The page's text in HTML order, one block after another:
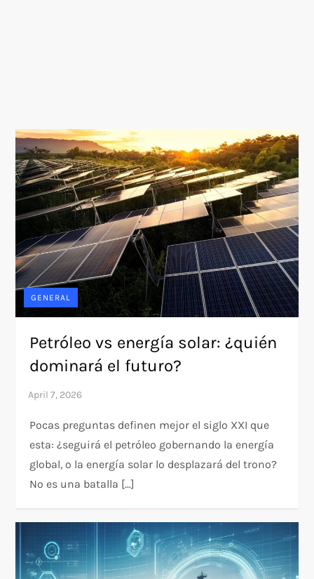
GENERAL
Petróleo vs energía solar: ¿quién
dominará el futuro?
Pocas preguntas definen mejor el siglo XXI que
esta: ¿seguirá el petróleo gobernando la energía
global, o la energía solar lo desplazará del trono?
No es una batalla […]